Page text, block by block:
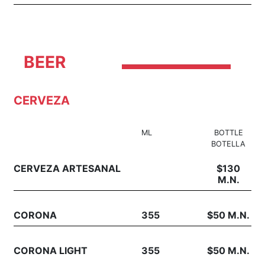
BEER
CERVEZA
ML
BOTTLE
BOTELLA
CERVEZA ARTESANAL
$130
M.N.
CORONA 355 $50 M.N.
CORONA LIGHT 355 $50 M.N.